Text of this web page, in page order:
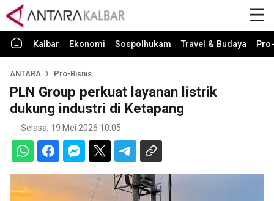
Kalbar Ekonomi Sospolhukam Travel & Budaya
ANTARA Pro-Bisnis
PLN Group perkuat layanan listrik
dukung industri di Ketapang
Selasa, 19 Mei 2026 10:05